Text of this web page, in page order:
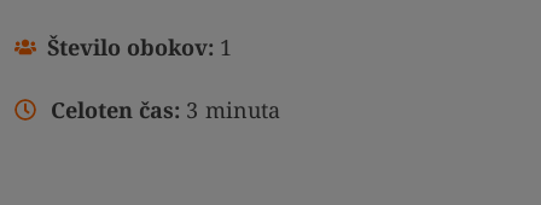
Število obokov: 1
Celoten čas: 3 minuta